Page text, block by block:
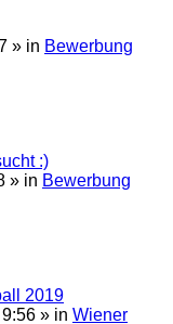
» in Bewerbung
:)
» in Bewerbung
2019
» in Wiener